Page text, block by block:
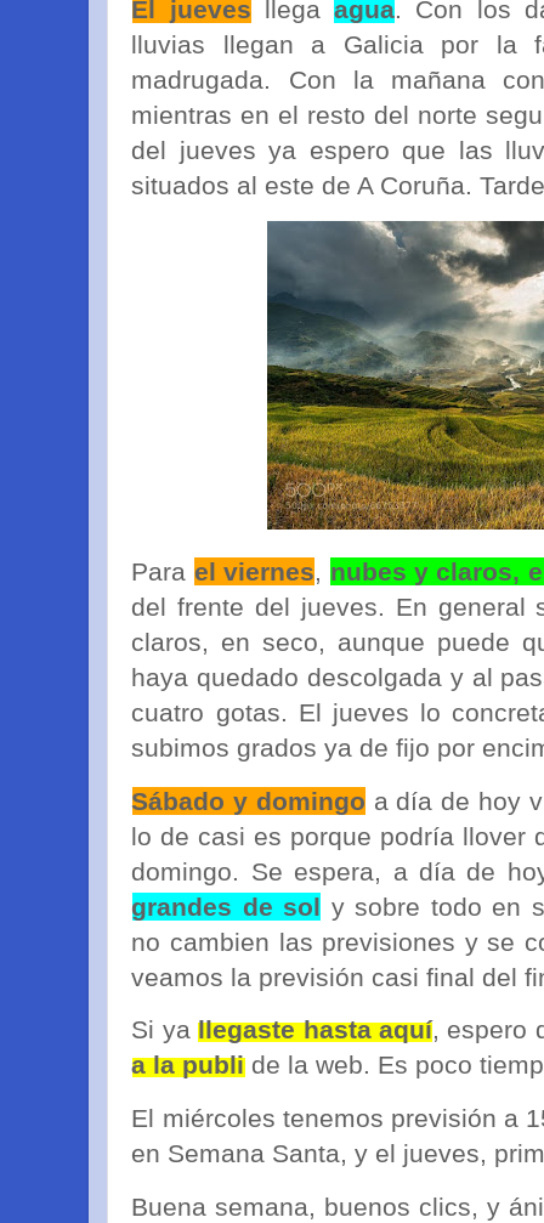
El jueves llegaagua. Con los
lluvias llegan a Galicia por la
madrugada. Con la mañana
mientras en el resto del norte
del jueves ya espero que las
situados al este de A Coruña.
Para el viernes, nubes y claros,
del frente del jueves. En
claros, en seco, aunque puede
haya quedado descolgada y al
cuatro gotas. El jueves lo
subimos grados ya de fijo por
Sábado y domingo a día de hoy
lo de casi es porque podría llover
domingo. Se espera, a día de
grandes de sol y sobre todo en
no cambien las previsiones y se
veamos la previsión casi final del
Si yallegaste hasta aquí, espero
a la publide la web. Es poco
El miércoles tenemos previsión a
en Semana Santa, y el jueves,
Buena semana, buenos clics, y